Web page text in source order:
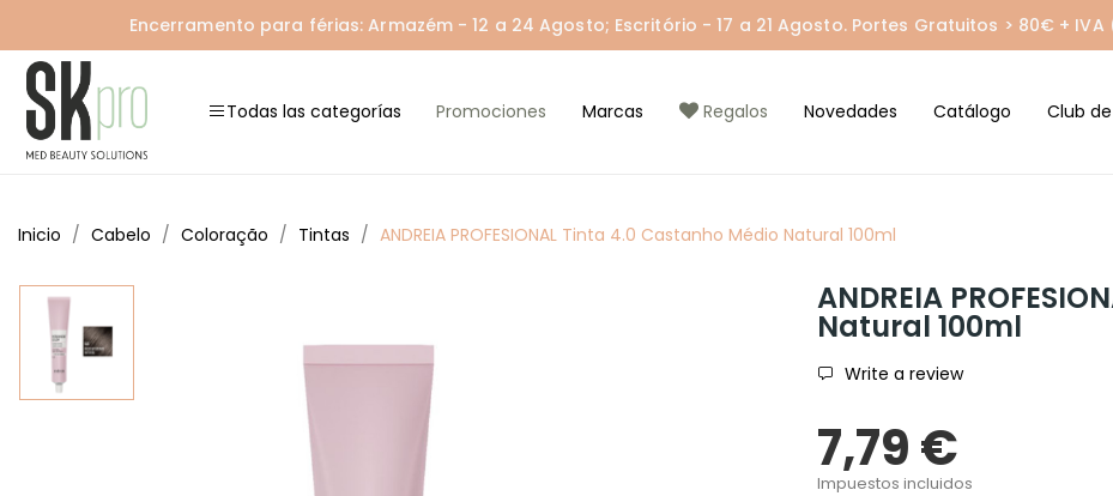
Encerramento para férias: Armazém - 12 a 24 Agosto; Escritório - 17 a 21 Agosto. Portes Gratuitos > 80€ +
Todas las categorías Promociones Marcas Regalos Novedades Catálogo Club
Inicio Cabelo Coloração Tintas ANDREIA PROFESIONAL Tinta 4.0 Castanho Médio Natural 100ml
ANDREIA
Natural 100ml
Write a review
7,79 €
Impuestos incluidos